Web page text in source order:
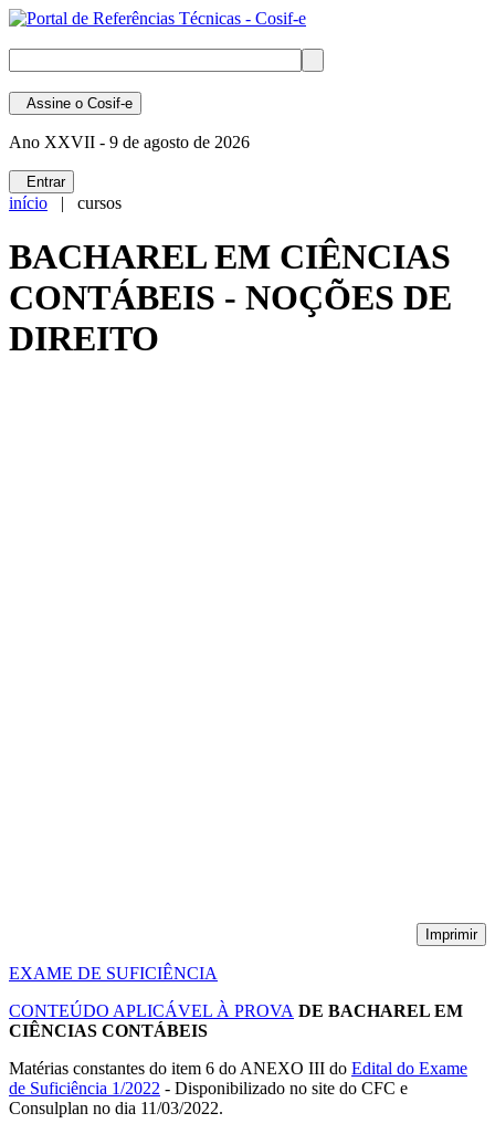
Assine o Cosif-e
Ano XXVII - 9 de agosto de 2026
Entrar
início | cursos
BACHAREL EM CIÊNCIAS
CONTÁBEIS - NOÇÕES DE
DIREITO
Imprimir
EXAME DE SUFICIÊNCIA
CONTEÚDO APLICÁVEL À PROVA DE BACHAREL EM
CIÊNCIAS CONTÁBEIS
Matérias constantes do item 6 do ANEXO III do Edital do Exame
de Suficiência 1/2022 - Disponibilizado no site do CFC e
Consulplan no dia 11/03/2022.